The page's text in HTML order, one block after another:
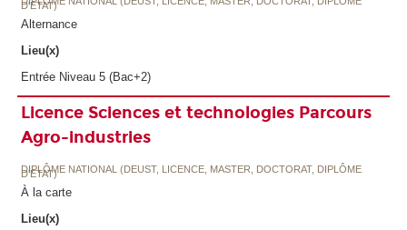
D'ETAT)
Alternance
Lieu(x)
Entrée Niveau 5 (Bac+2)
Licence Sciences et technologies Parcours
Agro-industries
DIPLÔME NATIONAL (DEUST, LICENCE, MASTER, DOCTORAT, DIPLÔME
D'ETAT)
À la carte
Lieu(x)